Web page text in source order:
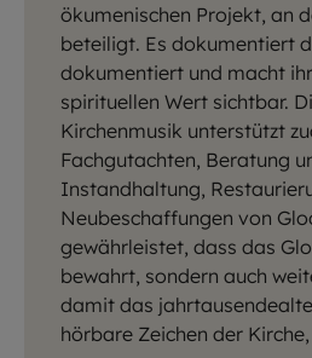
ökumenischen Projekt, an
beteiligt. Es dokumentiert
dokumentiert und macht
spirituellen Wert sichtbar.
Kirchenmusik unterstützt
Fachgutachten, Beratung
Instandhaltung,
Neubeschaffungen von
gewährleistet, dass das
bewahrt, sondern auch
damit das jahrtausendealte
hörbare Zeichen der